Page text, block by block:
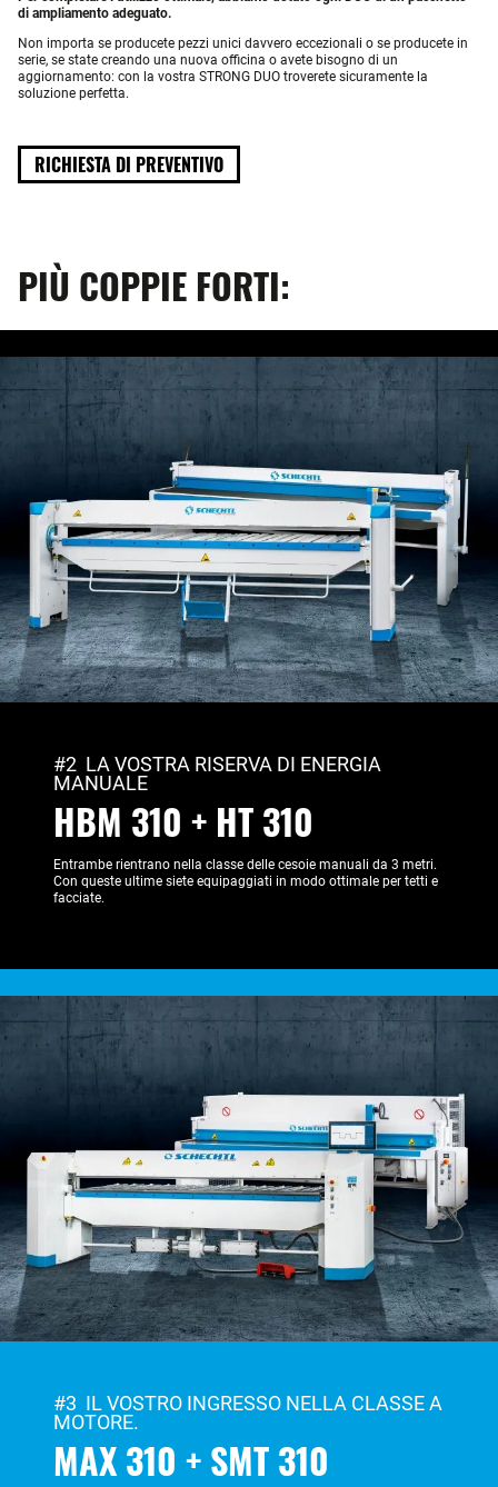
di ampliamento adeguato.
Non importa se producete pezzi unici davvero eccezionali o se producete in
serie, se state creando una nuova officina o avete bisogno di un
aggiornamento: con la vostra STRONG DUO troverete sicuramente la
soluzione perfetta.
RICHIESTA DI PREVENTIVO
PIÙ COPPIE FORTI:
#2 LA VOSTRA RISERVA DI ENERGIA
MANUALE
HBM 310 + HT 310
Entrambe rientrano nella classe delle cesoie manuali da 3 metri.
Con queste ultime siete equipaggiati in modo ottimale per tetti e
facciate.
#3 IL VOSTRO INGRESSO NELLA CLASSE A
MOTORE.
MAX 310 + SMT 310